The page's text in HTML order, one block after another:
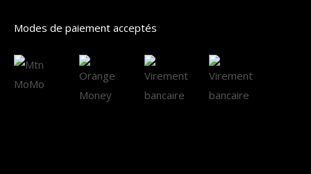
Modes de paiement acceptés